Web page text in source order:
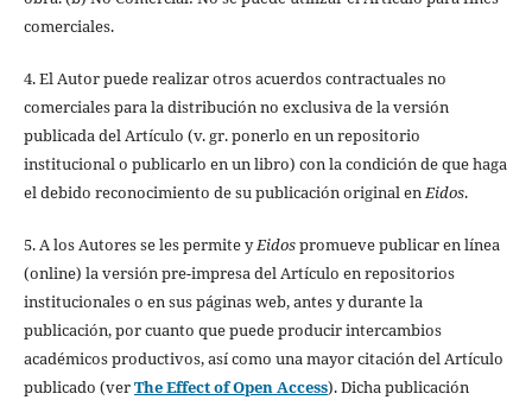
comerciales.
4. El Autor puede realizar otros acuerdos contractuales no
comerciales para la distribución no exclusiva de la versión
publicada del Artículo (v. gr. ponerlo en un repositorio
institucional o publicarlo en un libro) con la condición de que haga
el debido reconocimiento de su publicación original enEidos.
5. A los Autores se les permite yEidospromueve publicar en línea
(online) la versión pre-impresa del Artículo en repositorios
institucionales o en sus páginas web, antes y durante la
publicación, por cuanto que puede producir intercambios
académicos productivos, así como una mayor citación del Artículo
publicado (verThe Effect of Open Access). Dicha publicación